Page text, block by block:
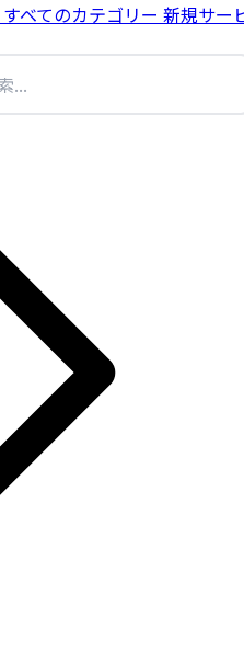
すべてのカテゴリー 新規サー